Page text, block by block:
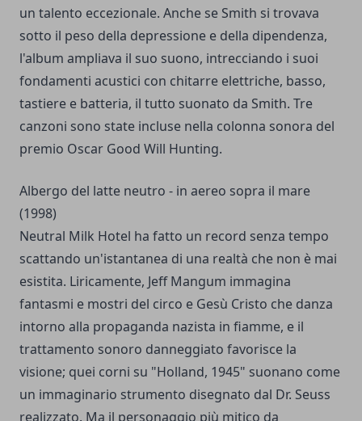
un talento eccezionale. Anche se Smith si trovava
sotto il peso della depressione e della dipendenza,
l'album ampliava il suo suono, intrecciando i suoi
fondamenti acustici con chitarre elettriche, basso,
tastiere e batteria, il tutto suonato da Smith. Tre
canzoni sono state incluse nella colonna sonora del
premio Oscar Good Will Hunting.
Albergo del latte neutro - in aereo sopra il mare
(1998)
Neutral Milk Hotel ha fatto un record senza tempo
scattando un'istantanea di una realtà che non è mai
esistita. Liricamente, Jeff Mangum immagina
fantasmi e mostri del circo e Gesù Cristo che danza
intorno alla propaganda nazista in fiamme, e il
trattamento sonoro danneggiato favorisce la
visione; quei corni su "Holland, 1945" suonano come
un immaginario strumento disegnato dal Dr. Seuss
realizzato. Ma il personaggio più mitico da